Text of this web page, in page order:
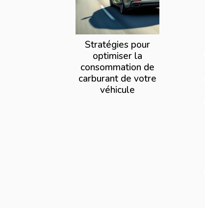
Stratégies pour
optimiser la
consommation de
carburant de votre
véhicule